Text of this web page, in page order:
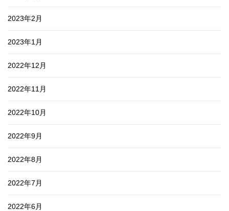
2023年2月
2023年1月
2022年12月
2022年11月
2022年10月
2022年9月
2022年8月
2022年7月
2022年6月